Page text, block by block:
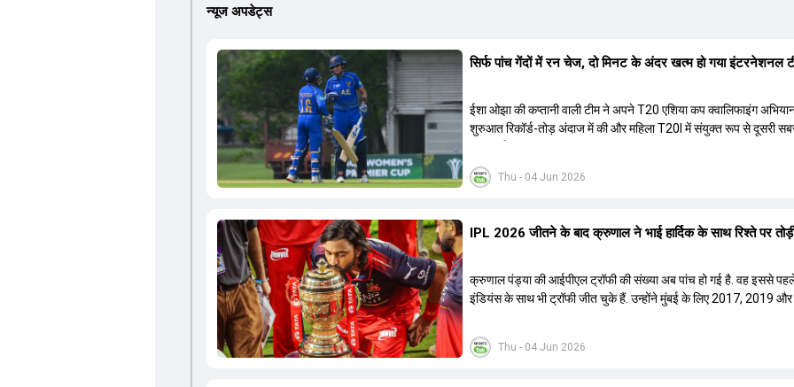
न्यूज अपडेट्स
Thu - 04 Jun 2026
सिर्फ पांच गेंदों में रन चेज, दो मिनट के अंदर खत्म हो गया इंटरनेशनल
ईशा ओझा की कप्तानी वाली टीम ने अपने T20 एशिया कप क्वालिफाइंग
शुरुआत रिकॉर्ड-तोड़ अंदाज में की और महिला T20I में संयुक्त रूप से दूसरी
Thu - 04 Jun 2026
IPL 2026 जीतने के बाद क्रुणाल ने भाई हार्द‍िक के साथ र‍िश्ते पर
क्रुणाल पंड्या की आईपीएल ट्रॉफी की संख्या अब पांच हो गई है. वह इससे
इंडियंस के साथ भी ट्रॉफी जीत चुके हैं. उन्होंने मुंबई के लिए 2017, 2019